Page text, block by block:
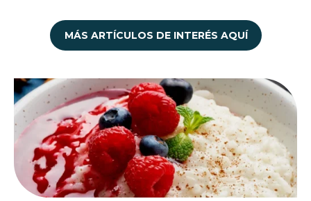
MÁS ARTÍCULOS DE INTERÉS AQUÍ